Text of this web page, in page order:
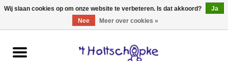
0 Artikelen - €0,00
Home
Wij slaan cookies op om onze website te verbeteren. Is dat akkoord?
Ja
Nee
Meer over cookies »